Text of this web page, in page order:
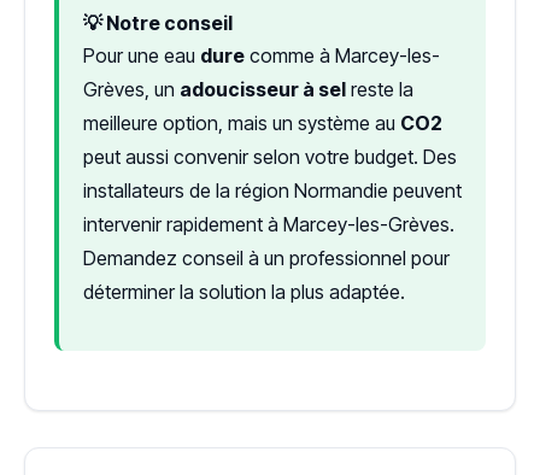
💡 Notre conseil
Pour une eau dure comme à Marcey-les-
Grèves, un adoucisseur à sel reste la
meilleure option, mais un système au CO2
peut aussi convenir selon votre budget. Des
installateurs de la région Normandie peuvent
intervenir rapidement à Marcey-les-Grèves.
Demandez conseil à un professionnel pour
déterminer la solution la plus adaptée.